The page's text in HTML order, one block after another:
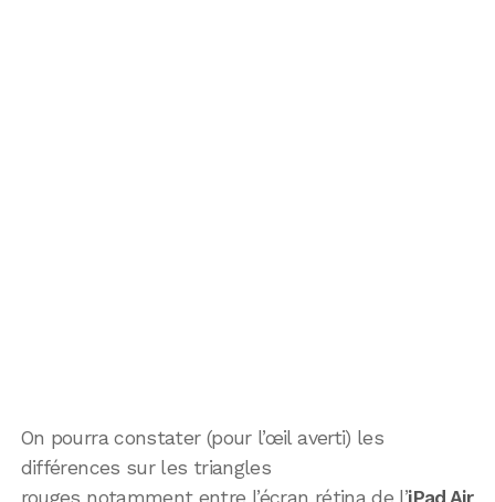
On pourra constater (pour l’œil averti) les
différences sur les triangles
rouges notamment entre l’écran rétina de l’iPad Air